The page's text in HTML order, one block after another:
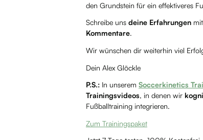
den Grundstein für ein effektiveres
Schreibe uns deine Erfahrungenmit
Kommentare.
Wir wünschen dir weiterhin viel
Dein Alex Glöckle
P.S.:In unserem Soccerkinetics
Trainingsvideos, in denen wir
Fußballtraining integrieren.
Zum Trainingspaket